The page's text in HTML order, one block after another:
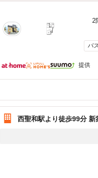
2
バ
提供
西聖和駅より徒歩99分 新